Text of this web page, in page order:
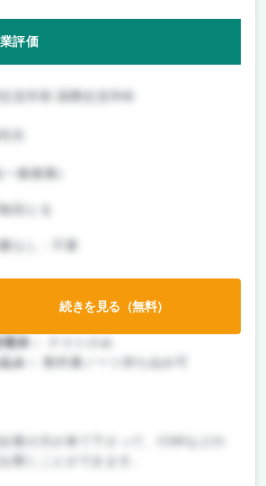
評価
生
(一般教養)
回とる
書なし・不要
間：
末：
み：
教科書ノート持ち込み可
企業の方が来て下さって、CSRなどの
続きを見る（無料）